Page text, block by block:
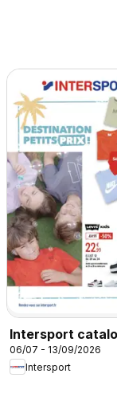
Intersport
06/07 - 13/09/2026
Intersport